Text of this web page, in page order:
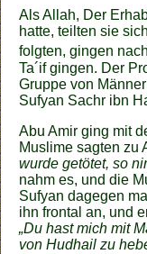
Als Allah, Der
hatte, teilten sie
folgten, gingen
Ta´if gingen. Der
Gruppe von
Sufyan Sachr ibn
Abu Amir ging mit
Muslime sagten zu
wurde getötet, so
nahm es, und die
Sufyan dagegen
ihn frontal an, und
„Du hast mich mit
von Hudhail zu